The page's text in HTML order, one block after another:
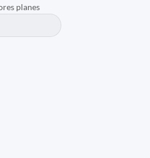
planes